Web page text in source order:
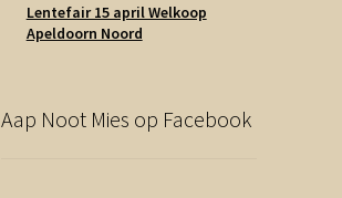
Lentefair 15 april Welkoop
Apeldoorn Noord
Aap Noot Mies op Facebook